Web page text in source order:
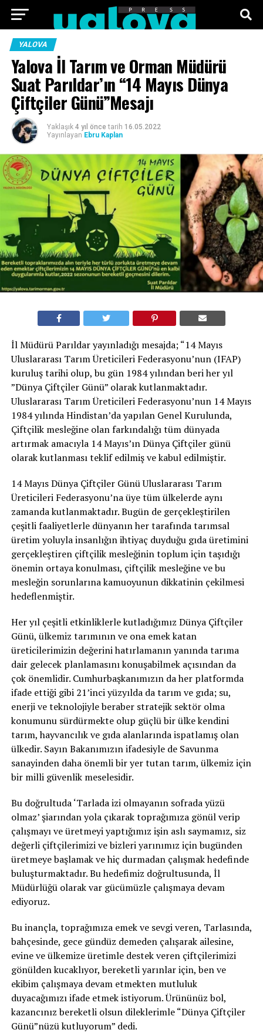
ANA SAYFA
TEKNOLOJI EKONOMI SPOR SIYASET
KÜNYE
YALOVA
Yalova İl Tarım ve Orman Müdürü
Suat Parıldar’ın “14 Mayıs Dünya
Çiftçiler Günü”Mesajı
Yaklaşık 4 yıl önce tarih 16.05.2022
Yayınlayan Ebru Kaplan
İl Müdürü Parıldar yayınladığı mesajda; “14 Mayıs
Uluslararası Tarım Üreticileri Federasyonu’nun (IFAP)
kuruluş tarihi olup, bu gün 1984 yılından beri her yıl
”Dünya Çiftçiler Günü” olarak kutlanmaktadır.
Uluslararası Tarım Üreticileri Federasyonu’nun 14 Mayıs
1984 yılında Hindistan’da yapılan Genel Kurulunda,
Çiftçilik mesleğine olan farkındalığı tüm dünyada
artırmak amacıyla 14 Mayıs’ın Dünya Çiftçiler günü
olarak kutlanması teklif edilmiş ve kabul edilmiştir.
14 Mayıs Dünya Çiftçiler Günü Uluslararası Tarım
Üreticileri Federasyonu’na üye tüm ülkelerde aynı
zamanda kutlanmaktadır. Bugün de gerçekleştirilen
çeşitli faaliyetlerle dünyanın her tarafında tarımsal
üretim yoluyla insanlığın ihtiyaç duyduğu gıda üretimini
gerçekleştiren çiftçilik mesleğinin toplum için taşıdığı
önemin ortaya konulması, çiftçilik mesleğine ve bu
mesleğin sorunlarına kamuoyunun dikkatinin çekilmesi
hedeflenmiştir.
Her yıl çeşitli etkinliklerle kutladığımız Dünya Çiftçiler
Günü, ülkemiz tarımının ve ona emek katan
üreticilerimizin değerini hatırlamanın yanında tarıma
dair gelecek planlamasını konuşabilmek açısından da
çok önemlidir. Cumhurbaşkanımızın da her platformda
ifade ettiği gibi 21’inci yüzyılda da tarım ve gıda; su,
enerji ve teknolojiyle beraber stratejik sektör olma
konumunu sürdürmekte olup güçlü bir ülke kendini
tarım, hayvancılık ve gıda alanlarında ispatlamış olan
ülkedir. Sayın Bakanımızın ifadesiyle de Savunma
sanayinden daha önemli bir yer tutan tarım, ülkemiz için
bir milli güvenlik meselesidir.
Bu doğrultuda ‘Tarlada izi olmayanın sofrada yüzü
olmaz’ şiarından yola çıkarak toprağımıza gönül verip
çalışmayı ve üretmeyi yaptığımız işin aslı saymamız, siz
değerli çiftçilerimizi ve bizleri yarınımız için bugünden
üretmeye başlamak ve hiç durmadan çalışmak hedefinde
buluşturmaktadır. Bu hedefimiz doğrultusunda, İl
Müdürlüğü olarak var gücümüzle çalışmaya devam
ediyoruz.
Bu inançla, toprağımıza emek ve sevgi veren, Tarlasında,
bahçesinde, gece gündüz demeden çalışarak ailesine,
evine ve ülkemize üretimle destek veren çiftçilerimizi
gönülden kucaklıyor, bereketli yarınlar için, ben ve
ekibim çalışmaya devam etmekten mutluluk
duyacağımızı ifade etmek istiyorum. Ürününüz bol,
kazancınız bereketli olsun dileklerimle “Dünya Çiftçiler
Günü”nüzü kutluyorum” dedi.